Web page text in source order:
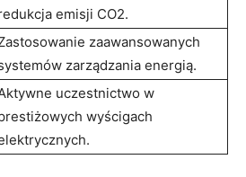
emisji CO2.
zaawansowanych
zarządzania energią.
uczestnictwo w
wyścigach